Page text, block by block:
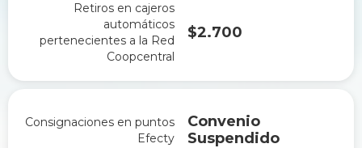
Retiros en cajeros
automáticos
pertenecientes a la Red
Coopcentral
$2.700
Consignaciones en puntos
Efecty
Convenio
Suspendido